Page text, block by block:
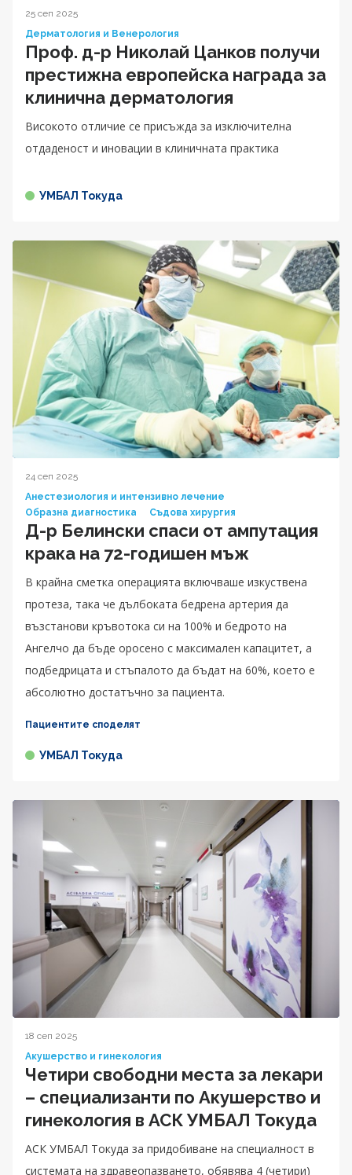
25 сеп 2025
Дерматология и Венерология
Проф. д-р Николай Цанков получи
престижна европейска награда за
клинична дерматология
Високото отличие се присъжда за изключителна
отдаденост и иновации в клиничната практика
УМБАЛ Токуда
24 сеп 2025
Анестезиология и интензивно лечение
Образна диагностика
Съдова хирургия
Д-р Белински спаси от ампутация
крака на 72-годишен мъж
В крайна сметка операцията включваше изкуствена
протеза, така че дълбоката бедрена артерия да
възстанови кръвотока си на 100% и бедрото на
Ангелчо да бъде оросено с максимален капацитет, а
подбедрицата и стъпалото да бъдат на 60%, което е
абсолютно достатъчно за пациента.
Пациентите споделят
УМБАЛ Токуда
18 сеп 2025
Акушерство и гинекология
Четири свободни места за лекари
– специализанти по Акушерство и
гинекология в АСК УМБАЛ Токуда
АСК УМБАЛ Токуда за придобиване на специалност в
системата на здравеопазването, обявява 4 (четири)